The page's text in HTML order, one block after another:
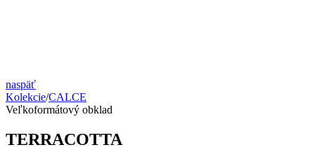
naspäť
Kolekcie/CALCE
Veľkoformátový obklad
TERRACOTTA